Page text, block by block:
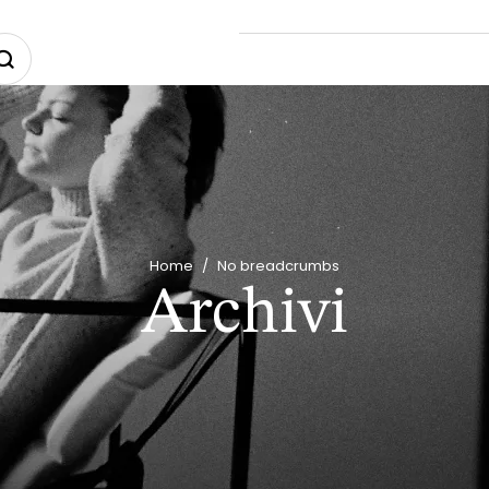
Home / No breadcrumbs
Archivi